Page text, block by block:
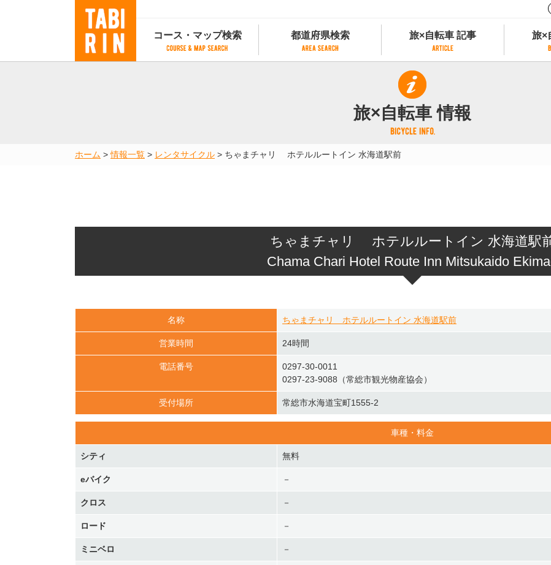
コース・マップ検索
地図から検索
都道府県検索
都道府県別サイクリング情報
都道府県アクセスランキング
旅×自転車 記事
旅×自転車 記事
記事一覧
カテゴリから探す
タグから探す
旅×
サイクリストにやさしい宿
サイクルトレイン
タンデム自転車があるレンタサイクル
旅×自転車 情報
ホーム >情報一覧 > レンタサイクル > ちゃまチャリ ホテルルートイン 水海道駅前
ちゃまチャリ ホテルルートイン 水海道駅
Chama Chari Hotel Route Inn Mitsukaido
名称 ちゃまチャリ ホテルルートイン 水海道駅前
営業時間 24時間
電話番号
0297-30-0011
0297-23-9088（常総市観光物産協会）
受付場所 常総市水海道宝町1555-2
車種・料金
シティ 無料
eバイク －
クロス －
ロード －
ミニベロ －